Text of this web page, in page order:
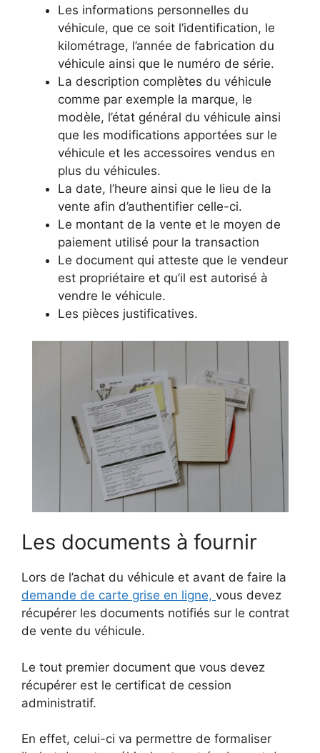
Les informations personnelles du
véhicule, que ce soit l’identification, le
kilométrage, l’année de fabrication du
véhicule ainsi que le numéro de série.
La description complètes du véhicule
comme par exemple la marque, le
modèle, l’état général du véhicule ainsi
que les modifications apportées sur le
véhicule et les accessoires vendus en
plus du véhicules.
La date, l’heure ainsi que le lieu de la
vente afin d’authentifier celle-ci.
Le montant de la vente et le moyen de
paiement utilisé pour la transaction
Le document qui atteste que le vendeur
est propriétaire et qu’il est autorisé à
vendre le véhicule.
Les pièces justificatives.
Les documents à fournir
Lors de l’achat du véhicule et avant de faire la
demande de carte grise en ligne, vous devez
récupérer les documents notifiés sur le contrat
de vente du véhicule.
Le tout premier document que vous devez
récupérer est le certificat de cession
administratif.
En effet, celui-ci va permettre de formaliser